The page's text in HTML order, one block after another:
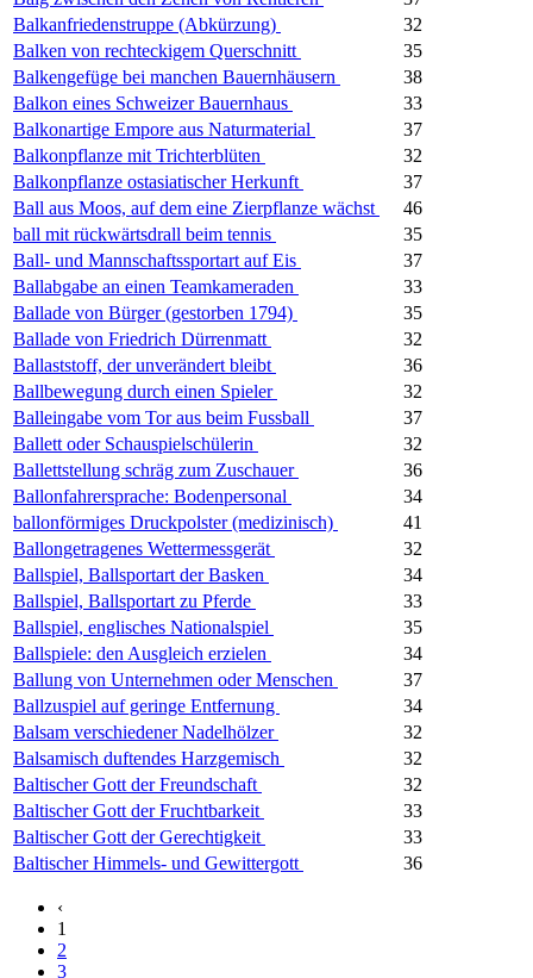
Balkanfriedenstruppe (Abkürzung)
32
Balken von rechteckigem Querschnitt
35
Balkengefüge bei manchen Bauernhäusern
38
Balkon eines Schweizer Bauernhaus
33
Balkonartige Empore aus Naturmaterial
37
Balkonpflanze mit Trichterblüten
32
Balkonpflanze ostasiatischer Herkunft
37
Ball aus Moos, auf dem eine Zierpflanze wächst
46
ball mit rückwärtsdrall beim tennis
35
Ball- und Mannschaftssportart auf Eis
37
Ballabgabe an einen Teamkameraden
33
Ballade von Bürger (gestorben 1794)
35
Ballade von Friedrich Dürrenmatt
32
Ballaststoff, der unverändert bleibt
36
Ballbewegung durch einen Spieler
32
Balleingabe vom Tor aus beim Fussball
37
Ballett oder Schauspielschülerin
32
Ballettstellung schräg zum Zuschauer
36
Ballonfahrersprache: Bodenpersonal
34
ballonförmiges Druckpolster (medizinisch)
41
Ballongetragenes Wettermessgerät
32
Ballspiel, Ballsportart der Basken
34
Ballspiel, Ballsportart zu Pferde
33
Ballspiel, englisches Nationalspiel
35
Ballspiele: den Ausgleich erzielen
34
Ballung von Unternehmen oder Menschen
37
Ballzuspiel auf geringe Entfernung
34
Balsam verschiedener Nadelhölzer
32
Balsamisch duftendes Harzgemisch
32
Baltischer Gott der Freundschaft
32
Baltischer Gott der Fruchtbarkeit
33
Baltischer Gott der Gerechtigkeit
33
Baltischer Himmels- und Gewittergott
36
‹
1
2
3